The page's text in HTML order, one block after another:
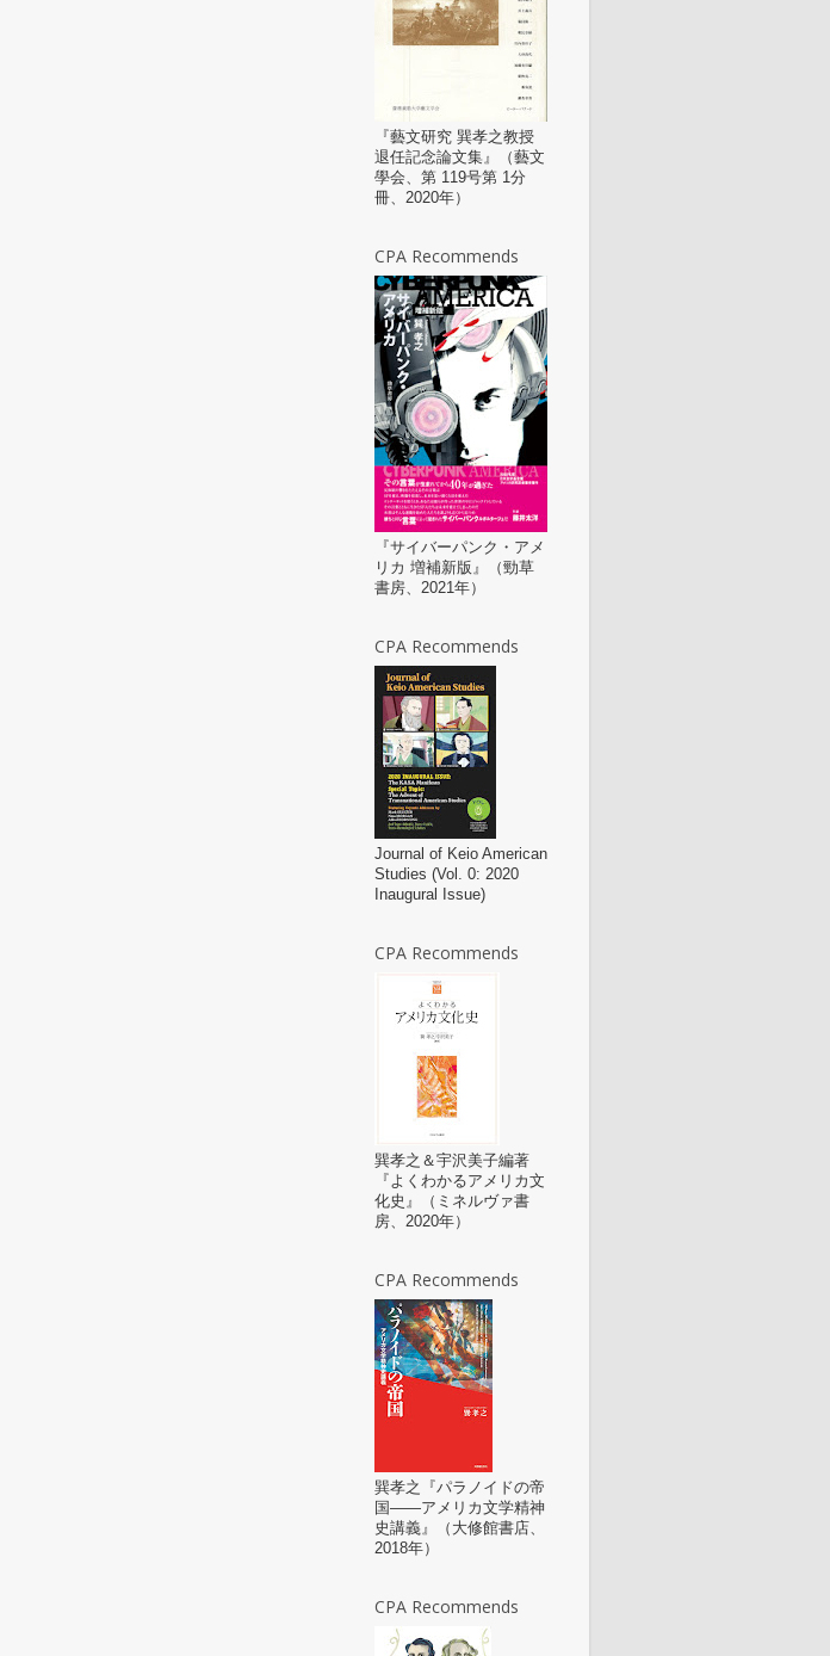
『藝文研究 巽孝之教授
退任記念論文集』（藝文
學会、第 119号第 1分
冊、2020年）
CPA Recommends
『サイバーパンク・アメ
リカ 増補新版』（勁草
書房、2021年）
CPA Recommends
Journal of Keio American
Studies (Vol. 0: 2020
Inaugural Issue)
CPA Recommends
巽孝之＆宇沢美子編著
『よくわかるアメリカ文
化史』（ミネルヴァ書
房、2020年）
CPA Recommends
巽孝之『パラノイドの帝
国――アメリカ文学精神
史講義』（大修館書店、
2018年）
CPA Recommends